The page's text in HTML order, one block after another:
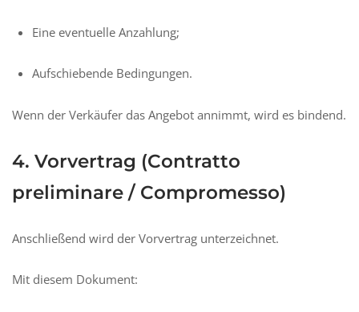
Eine eventuelle Anzahlung;
Aufschiebende Bedingungen.
Wenn der Verkäufer das Angebot annimmt, wird es bindend.
4. Vorvertrag (Contratto
preliminare / Compromesso)
Anschließend wird der Vorvertrag unterzeichnet.
Mit diesem Dokument: